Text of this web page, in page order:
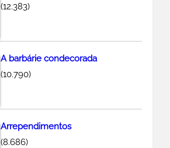
(12.383)
A barbárie condecorada
(10.790)
Arrependimentos
(8.686)